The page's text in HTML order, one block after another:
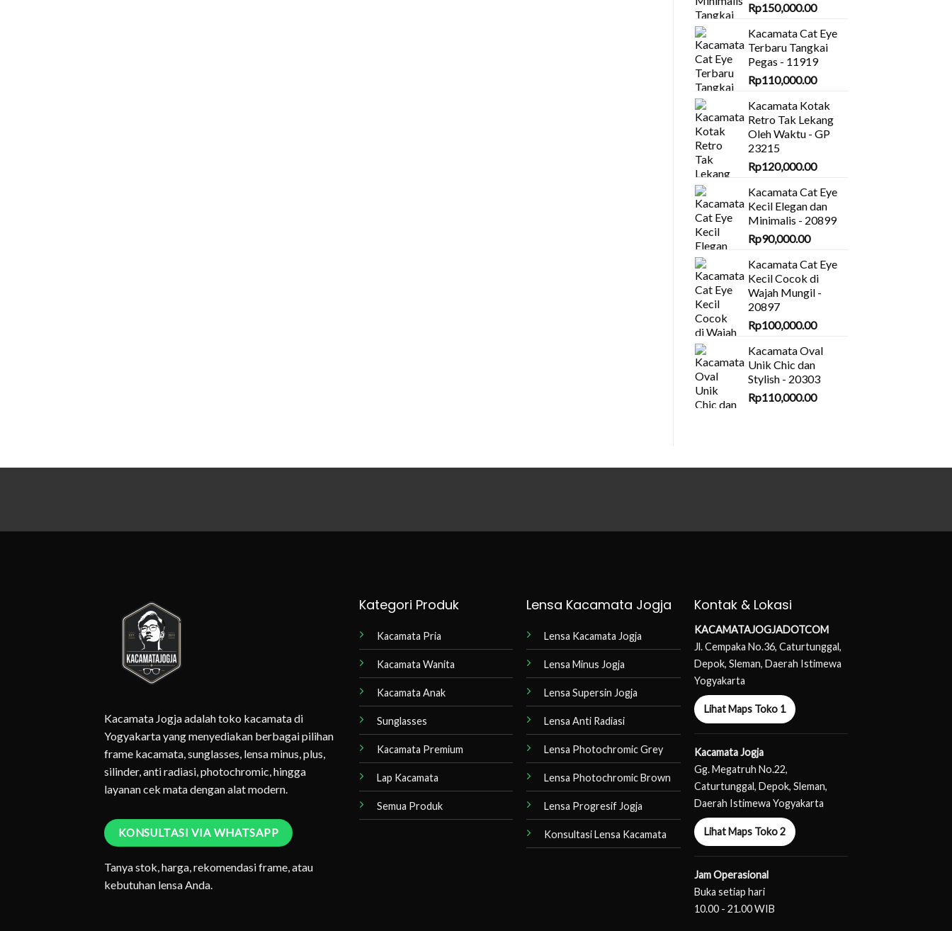
Rp150,000.00
Kacamata Cat Eye
Terbaru Tangkai
Pegas - 11919
Rp110,000.00
Kacamata Kotak
Retro Tak Lekang
Oleh Waktu - GP
23215
Rp120,000.00
Kacamata Cat Eye
Kecil Elegan dan
Minimalis - 20899
Rp90,000.00
Kacamata Cat Eye
Kecil Cocok di
Wajah Mungil -
20897
Rp100,000.00
Kacamata Oval
Unik Chic dan
Stylish - 20303
Rp110,000.00
Kacamata Jogja adalah toko kacamata di
Yogyakarta yang menyediakan berbagai pilihan
frame kacamata, sunglasses, lensa minus, plus,
silinder, anti radiasi, photochromic, hingga
layanan cek mata dengan alat modern.
KONSULTASI VIA WHATSAPP
Tanya stok, harga, rekomendasi frame, atau
kebutuhan lensa Anda.
Kategori Produk
Kacamata Pria
Kacamata Wanita
Kacamata Anak
Sunglasses
Kacamata Premium
Lap Kacamata
Semua Produk
Lensa Kacamata Jogja
Lensa Kacamata Jogja
Lensa Minus Jogja
Lensa Supersin Jogja
Lensa Anti Radiasi
Lensa Photochromic Grey
Lensa Photochromic Brown
Lensa Progresif Jogja
Konsultasi Lensa Kacamata
Kontak & Lokasi
KACAMATAJOGJADOTCOM
Jl. Cempaka No.36, Caturtunggal,
Depok, Sleman, Daerah Istimewa
Yogyakarta
Lihat Maps Toko 1
Kacamata Jogja
Gg. Megatruh No.22,
Caturtunggal, Depok, Sleman,
Daerah Istimewa Yogyakarta
Lihat Maps Toko 2
Jam Operasional
Buka setiap hari
10.00 - 21.00 WIB